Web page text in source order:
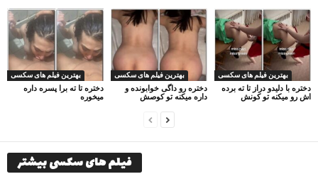
بهترین فیلم های سکسی
دختره تا ته برا پسره داره
میخوره
بهترین فیلم های سکسی
دختره رو داگی خوابونده و
داره میکنه تو کوصش
بهترین فیلم های سکسی
دختره با دلیدو دراز تا ته برده
اش رو میکنه تو کونش
فیلم های سکسی بیشتر